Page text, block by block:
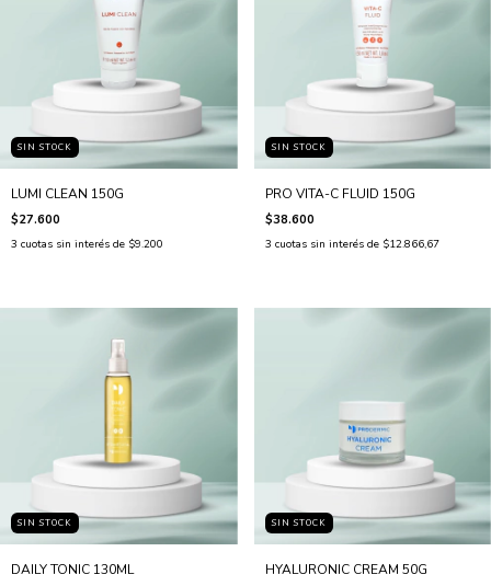
SIN STOCK
LUMI CLEAN 150G
$27.600
3 cuotas sin interés de $9.200
SIN STOCK
PRO VITA-C FLUID 150G
$38.600
3 cuotas sin interés de $12.866,67
SIN STOCK
DAILY TONIC 130ML
SIN STOCK
HYALURONIC CREAM 50G